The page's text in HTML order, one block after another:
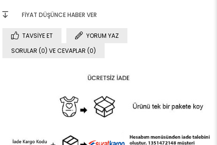
FIYAT DÜŞÜNCE HABER VER
TAVSIYE ET
YORUM YAZ
SORULAR (0) VE CEVAPLAR (0)